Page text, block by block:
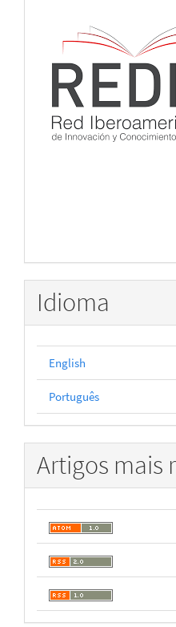
Idioma
English
Português
Artigos mais